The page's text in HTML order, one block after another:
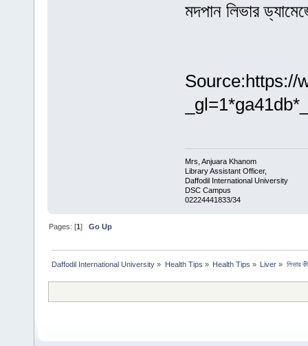
মদপান লিভার
Source:https://
Mrs, Anjuara Khanom
Library Assistant Officer,
Daffodil International University
DSC Campus
02224441833/34
Pages: [1]Go Up
Daffodil International University » Health Tips » Health Tips » Liver » লিভার